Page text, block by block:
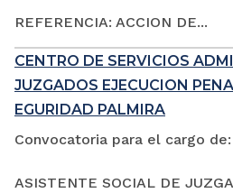
REFERENCIA: ACCION DE...
CENTRO DE SERVICIOS
JUZGADOS EJECUCION
EGURIDAD PALMIRA
Convocatoria para el cargo de:
ASISTENTE SOCIAL DE